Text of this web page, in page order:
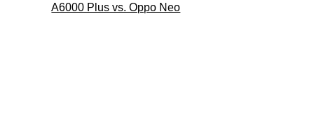
A6000 Plus vs. Oppo Neo